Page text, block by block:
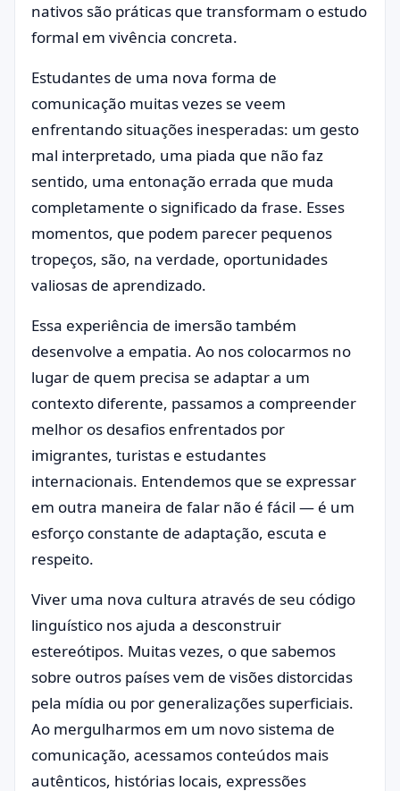
nativos são práticas que transformam o estudo
formal em vivência concreta.
Estudantes de uma nova forma de
comunicação muitas vezes se veem
enfrentando situações inesperadas: um gesto
mal interpretado, uma piada que não faz
sentido, uma entonação errada que muda
completamente o significado da frase. Esses
momentos, que podem parecer pequenos
tropeços, são, na verdade, oportunidades
valiosas de aprendizado.
Essa experiência de imersão também
desenvolve a empatia. Ao nos colocarmos no
lugar de quem precisa se adaptar a um
contexto diferente, passamos a compreender
melhor os desafios enfrentados por
imigrantes, turistas e estudantes
internacionais. Entendemos que se expressar
em outra maneira de falar não é fácil — é um
esforço constante de adaptação, escuta e
respeito.
Viver uma nova cultura através de seu código
linguístico nos ajuda a desconstruir
estereótipos. Muitas vezes, o que sabemos
sobre outros países vem de visões distorcidas
pela mídia ou por generalizações superficiais.
Ao mergulharmos em um novo sistema de
comunicação, acessamos conteúdos mais
autênticos, histórias locais, expressões